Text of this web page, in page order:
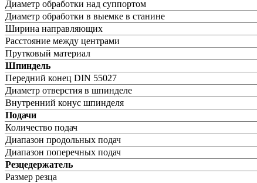
Диаметр обработки над суппортом
Диаметр обработки в выемке в станине
Ширина направляющих
Расстояние между центрами
Прутковый материал
Шпиндель
Передний конец DIN 55027
Диаметр отверстия в шпинделе
Внутренний конус шпинделя
Подачи
Количество подач
Диапазон продольных подач
Диапазон поперечных подач
Резцедержатель
Размер резца